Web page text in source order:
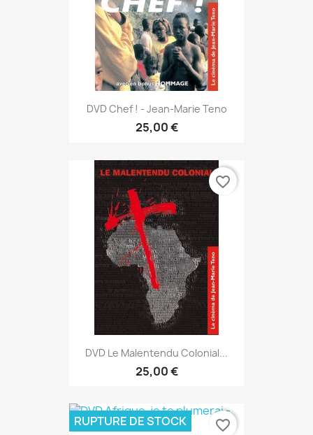
DVD Chef ! - Jean-Marie Teno
25,00 €
DVD Le Malentendu Colonial...
25,00 €
favorite_border
RUPTURE DE STOCK favorite_border